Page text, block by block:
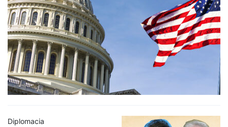
Diplomacia